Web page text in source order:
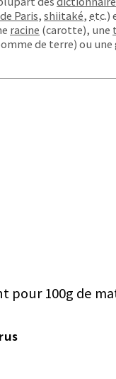
Paris,shiitaké,etc.)
racine (carotte), une
de terre) ou une
pour 100g de